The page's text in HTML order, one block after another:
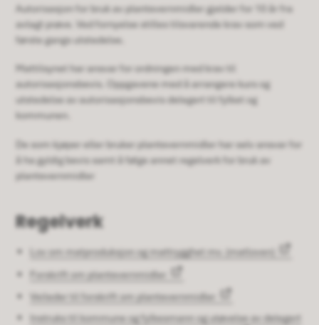
Autorisasjon for bruk av plantevernmidler gjelder for 10 år fra
avlagt prøve. Ved fornyelse stilles tilsvarende krav som ved
første gangs utstedelse.
Mattilsynet har ansvar for ordningen med krav til
autorisasjonsbevis. Oppgavene med å arrangere kurs og
utstedelse av autorisasjonsbevis delegert til fylket og
kommunen.
De som kjøper eller bruker plantevernmidler har selv ansvar for
å ha gyldig bevis samt å følge annet regelverk for bruk av
plantevernmidler
Regelverk
Lov om matproduksjon og mattrygghet mv. (matloven)
Forskrift om plantevernmidler
Veileder til forskrift om plantevernmidler
Instruks til kommune og fylkesmann og utøvelse av delegert